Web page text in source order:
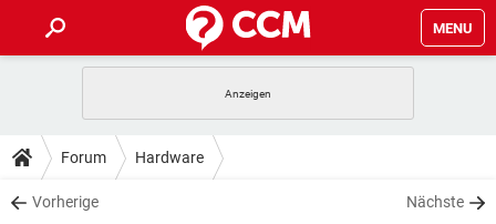
MENU
ANDROID
WINDOWS 10
TIPPS & TRICKS
SPIELE
DOWNLOADS
Forum Hardware
Vorherige Nächste